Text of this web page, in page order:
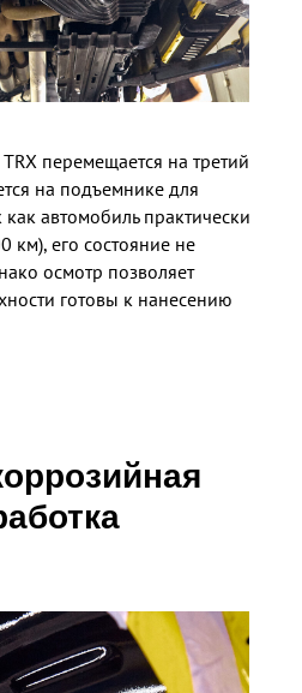
перемещается на третий
на подъемнике для
как автомобиль практически
км), его состояние не
осмотр позволяет
готовы к нанесению